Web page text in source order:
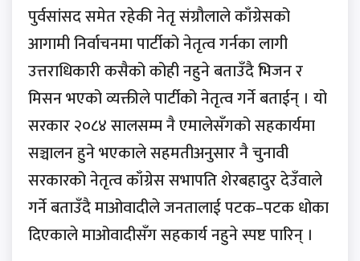
पुर्वसांसद समेत रहेकी नेतृ संग्रौलाले काँग्रेसको
आगामी निर्वाचनमा पार्टीको नेतृत्व गर्नका लागी
उत्तराधिकारी कसैको कोही नहुने बताउँदै भिजन र
मिसन भएको व्यक्तीले पार्टीको नेतृत्व गर्ने बताईन् । यो
सरकार २०८४ सालसम्म नै एमालेसँगको सहकार्यमा
सञ्चालन हुने भएकाले सहमतीअनुसार नै चुनावी
सरकारको नेतृत्व काँग्रेस सभापति शेरबहादुर देउँवाले
गर्ने बताउँदै माओवादीले जनतालाई पटक–पटक धोका
दिएकाले माओवादीसँग सहकार्य नहुने स्पष्ट पारिन् ।